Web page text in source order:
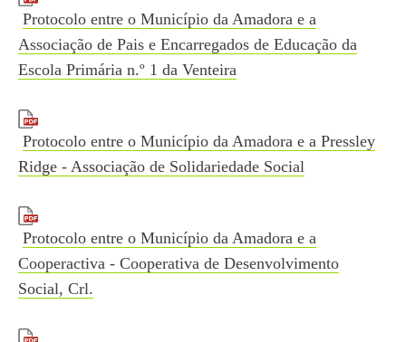
Protocolo entre o Município da Amadora e a
Associação de Pais e Encarregados de Educação da
Escola Primária n.º 1 da Venteira
Protocolo entre o Município da Amadora e a Pressley
Ridge - Associação de Solidariedade Social
Protocolo entre o Município da Amadora e a
Cooperactiva - Cooperativa de Desenvolvimento
Social, Crl.